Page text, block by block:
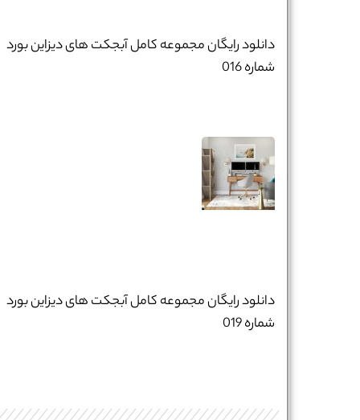
دانلود رایگان مجموعه کامل آبجکت های دیزاین بورد
شماره 016
دانلود رایگان مجموعه کامل آبجکت های دیزاین بورد
شماره 019